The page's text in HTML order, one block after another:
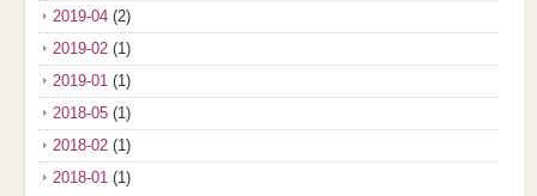
2019-04(2)
2019-02(1)
2019-01(1)
2018-05(1)
2018-02(1)
2018-01(1)